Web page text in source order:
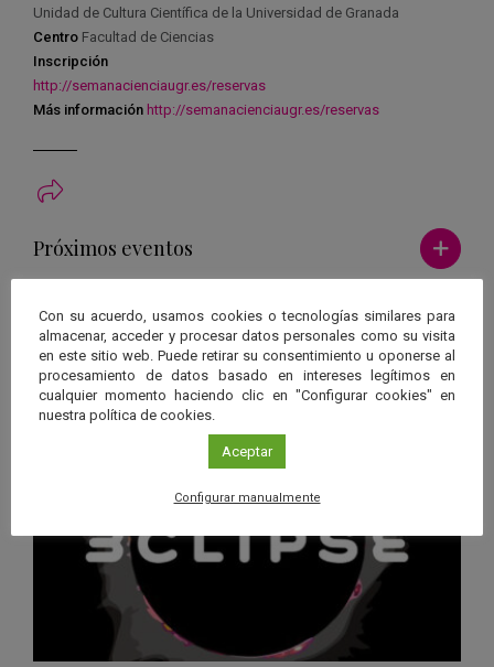
Unidad de Cultura Científica de la Universidad de Granada
Centro Facultad de Ciencias
Inscripción
http://semanacienciaugr.es/reservas
Más información http://semanacienciaugr.es/reservas
Próximos eventos Ver más
26 JUN 2026 - 26 ENE 2028
Eclipse,Planetario/Gérgal,Granada,
Málaga, Sevilla
en
Con su acuerdo, usamos cookies o tecnologías similares para
almacenar, acceder y procesar datos personales como su visita
en este sitio web. Puede retirar su consentimiento u oponerse al
procesamiento de datos basado en intereses legítimos en
cualquier momento haciendo clic en "Configurar cookies" en
nuestra política de cookies.
Aceptar
Configurar manualmente